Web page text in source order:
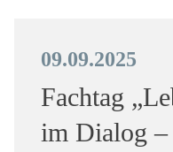
09.09.2025
Fachtag
im Dialog –